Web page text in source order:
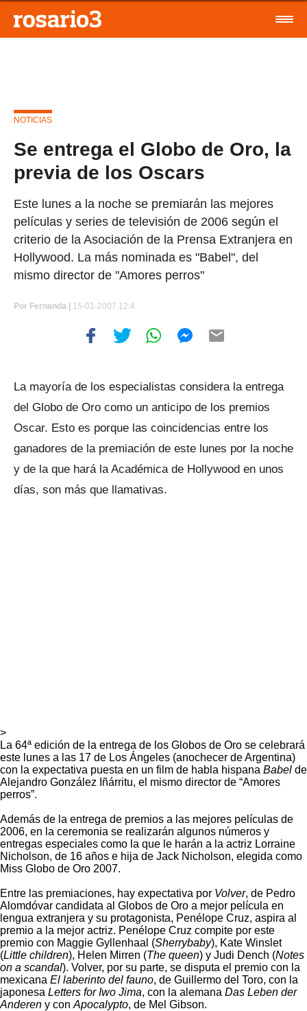
NOTICIAS
Se entrega el Globo de Oro, la
previa de los Oscars
Este lunes a la noche se premiarán las mejores
películas y series de televisión de 2006 según el
criterio de la Asociación de la Prensa Extranjera en
Hollywood. La más nominada es "Babel", del
mismo director de "Amores perros"
Por Fernanda | 15-01-2007 12:4
La mayoría de los especialistas considera la entrega
del Globo de Oro como un anticipo de los premios
Oscar. Esto es porque las coincidencias entre los
ganadores de la premiación de este lunes por la noche
y de la que hará la Académica de Hollywood en unos
días, son más que llamativas.
>
La 64ª edición de la entrega de los Globos de Oro se celebrará
este lunes a las 17 de Los Ángeles (anochecer de Argentina)
con la expectativa puesta en un film de habla hispana Babel de
Alejandro González Iñárritu, el mismo director de “Amores
perros”.
Además de la entrega de premios a las mejores películas de
2006, en la ceremonia se realizarán algunos números y
entregas especiales como la que le harán a la actriz Lorraine
Nicholson, de 16 años e hija de Jack Nicholson, elegida como
Miss Globo de Oro 2007.
Entre las premiaciones, hay expectativa por Volver, de Pedro
Alomdóvar candidata al Globos de Oro a mejor película en
lengua extranjera y su protagonista, Penélope Cruz, aspira al
premio a la mejor actriz. Penélope Cruz compite por este
premio con Maggie Gyllenhaal (Sherrybaby), Kate Winslet
(Little children), Helen Mirren (The queen) y Judi Dench (Notes
on a scandal). Volver, por su parte, se disputa el premio con la
mexicana El laberinto del fauno, de Guillermo del Toro, con la
japonesa Letters for Iwo Jima, con la alemana Das Leben der
Anderen y con Apocalypto, de Mel Gibson.